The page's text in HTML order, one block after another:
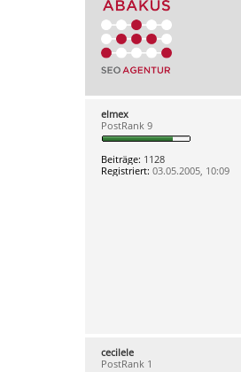
elmex
PostRank 9
Beiträge: 1128
Registriert: 03.05.2005, 10:09
cecilele
PostRank 1